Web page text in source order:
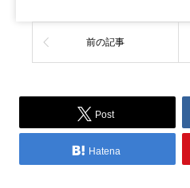
前の記事
Post
Hatena